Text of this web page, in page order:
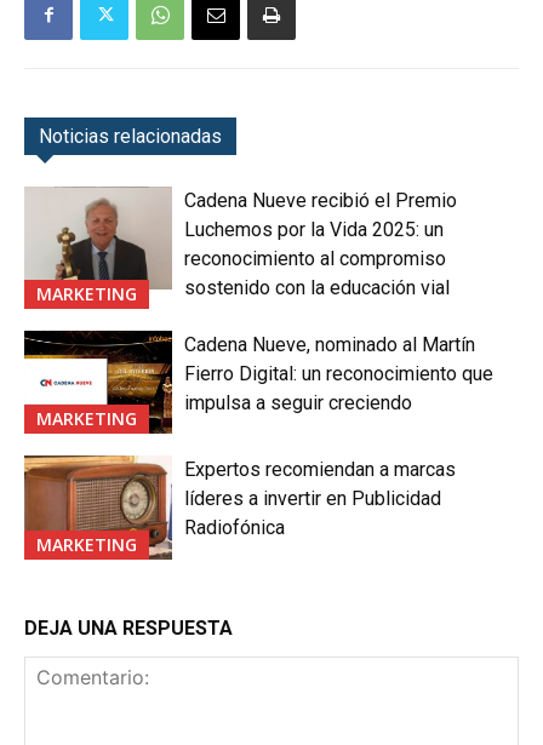
Noticias relacionadas
MARKETING
Cadena Nueve recibió el Premio
Luchemos por la Vida 2025: un
reconocimiento al compromiso
sostenido con la educación vial
MARKETING
Cadena Nueve, nominado al Martín
Fierro Digital: un reconocimiento que
impulsa a seguir creciendo
MARKETING
Expertos recomiendan a marcas
líderes a invertir en Publicidad
Radiofónica
DEJA UNA RESPUESTA